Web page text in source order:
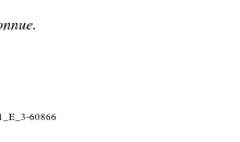
60866